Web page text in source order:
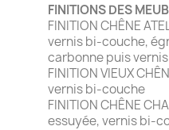
FINITIONS DES
FINITION CHÊNE
vernis bi-couche,
carbonne puis
FINITION VIEUX
vernis bi-couche
FINITION CHÊNE
essuyée, vernis bi-